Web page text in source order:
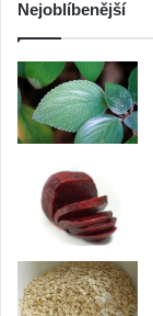
j
v
a
š
í
l
v
Nejoblíbenější